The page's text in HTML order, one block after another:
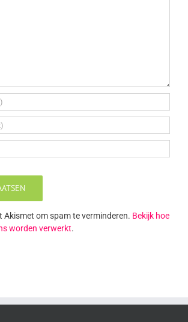
Akismet om spam te verminderen. Bekijk hoe
worden verwerkt.